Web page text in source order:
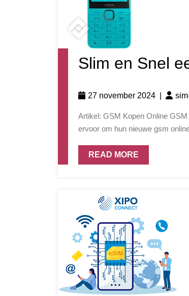
Slim en Snel
27 november 2024
Artikel: GSM Kopen Online GSM Kopen Online: Gemakkelijk en Voordelig Steeds meer mensen kiezen
ervoor om hun nieuwe gsm
READ MORE